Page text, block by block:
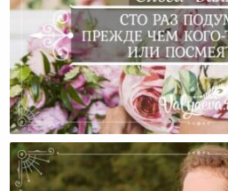
Сто Раз Подумайте, Прежде
Или